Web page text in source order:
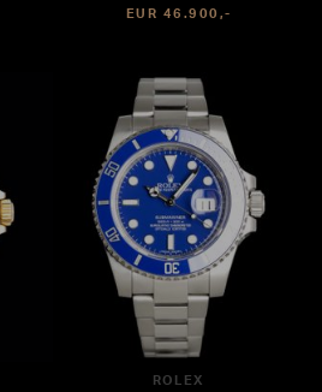
EUR 46.900,-
ROLEX